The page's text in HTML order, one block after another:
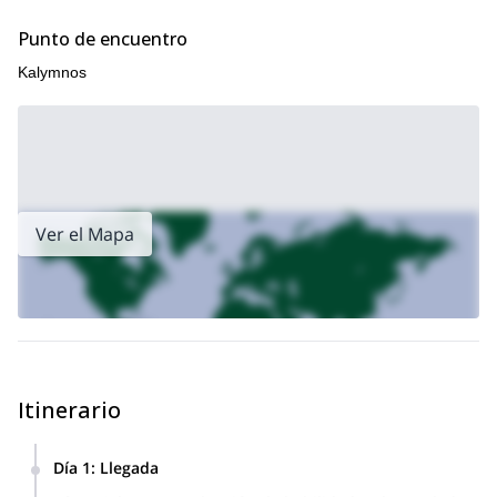
Punto de encuentro
Kalymnos
Ver el Mapa
Itinerario
Día 1: Llegada